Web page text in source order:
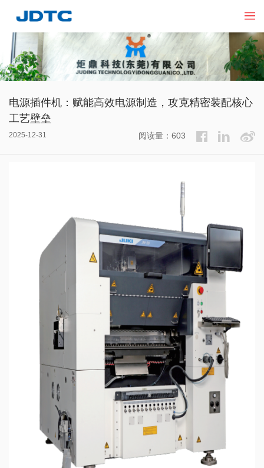
电源插件机：赋能高效电源制造，攻克精密装配核心
工艺壁垒
2025-12-31 阅读量：603